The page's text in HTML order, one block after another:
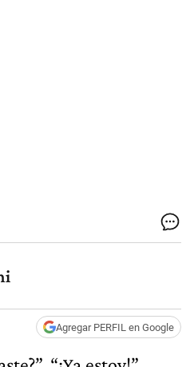
Agregar PERFIL en Google